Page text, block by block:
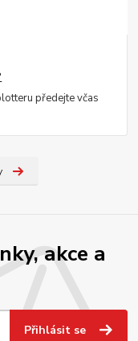
předejte včas
akce a
Přihlásit se